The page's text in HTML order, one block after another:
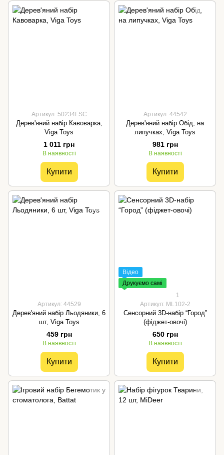
Артикул: 50234FSC
Дерев'яний набір Кавоварка,
Viga Toys
1 011 грн
В наявності
Купити
Артикул: 44542
Дерев'яний набір Обід, на
липучках, Viga Toys
981 грн
В наявності
Купити
Артикул: 44529
Дерев'яний набір Льодяники, 6
шт, Viga Toys
459 грн
В наявності
Купити
Відео
Друкуємо самі
1
Артикул: ML102-2
Сенсорний 3D-набір “Город”
(фіджет-овочі)
650 грн
В наявності
Купити